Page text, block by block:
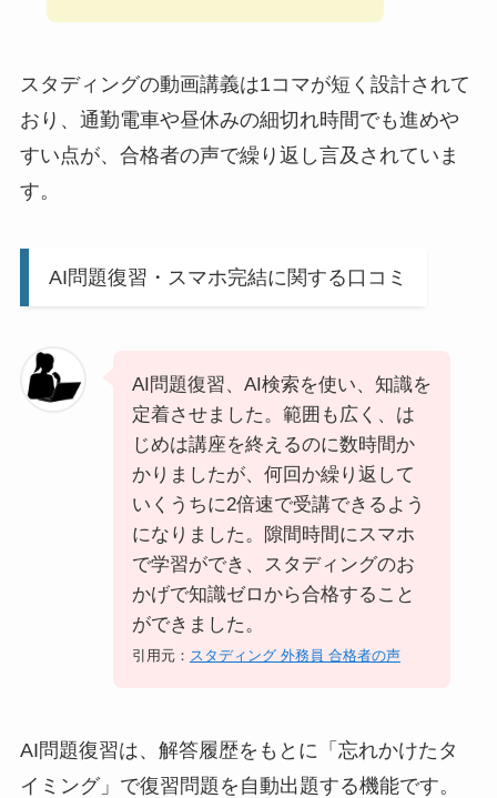
スタディングの動画講義は1コマが短く設計されて
おり、通勤電車や昼休みの細切れ時間でも進めや
すい点が、合格者の声で繰り返し言及されていま
す。
AI問題復習・スマホ完結に関する口コミ
AI問題復習、AI検索を使い、知識を
定着させました。範囲も広く、は
じめは講座を終えるのに数時間か
かりましたが、何回か繰り返して
いくうちに2倍速で受講できるよう
になりました。隙間時間にスマホ
で学習ができ、スタディングのお
かげで知識ゼロから合格すること
ができました。
引用元： スタディング 外務員 合格者の声
AI問題復習は、解答履歴をもとに「忘れかけたタ
イミング」で復習問題を自動出題する機能です。